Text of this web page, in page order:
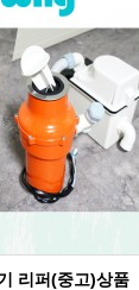
리퍼(중고)상품